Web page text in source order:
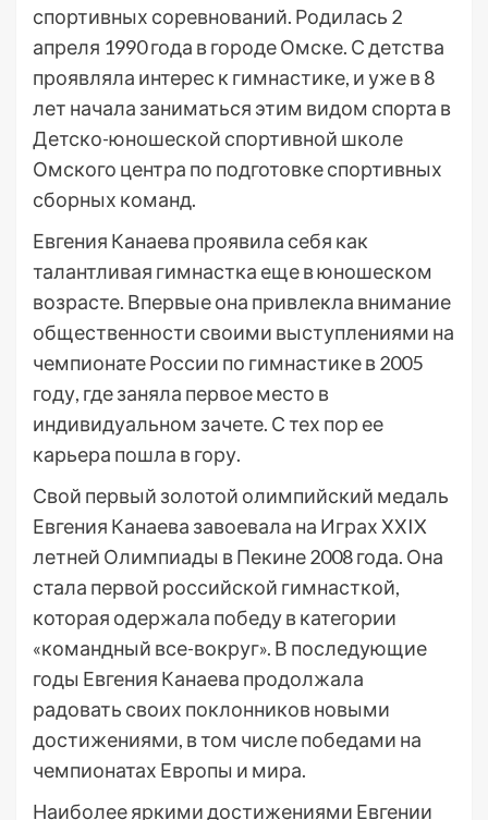
спортивных соревнований. Родилась 2
апреля 1990 года в городе Омске. С детства
проявляла интерес к гимнастике, и уже в 8
лет начала заниматься этим видом спорта в
Детско-юношеской спортивной школе
Омского центра по подготовке спортивных
сборных команд.
Евгения Канаева проявила себя как
талантливая гимнастка еще в юношеском
возрасте. Впервые она привлекла внимание
общественности своими выступлениями на
чемпионате России по гимнастике в 2005
году, где заняла первое место в
индивидуальном зачете. С тех пор ее
карьера пошла в гору.
Свой первый золотой олимпийский медаль
Евгения Канаева завоевала на Играх ХХIX
летней Олимпиады в Пекине 2008 года. Она
стала первой российской гимнасткой,
которая одержала победу в категории
«командный все-вокруг». В последующие
годы Евгения Канаева продолжала
радовать своих поклонников новыми
достижениями, в том числе победами на
чемпионатах Европы и мира.
Наиболее яркими достижениями Евгении